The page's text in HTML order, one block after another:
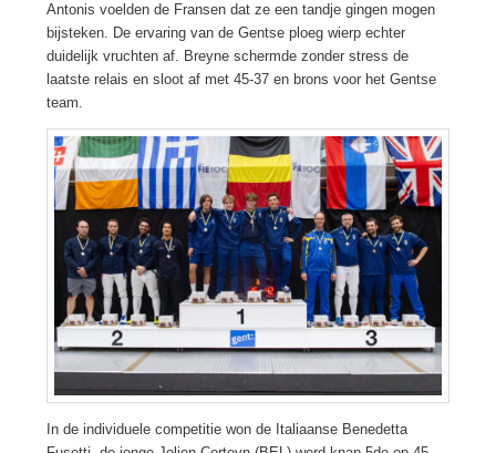
Antonis voelden de Fransen dat ze een tandje gingen mogen
bijsteken. De ervaring van de Gentse ploeg wierp echter
duidelijk vruchten af. Breyne schermde zonder stress de
laatste relais en sloot af met 45-37 en brons voor het Gentse
team.
In de individuele competitie won de Italiaanse Benedetta